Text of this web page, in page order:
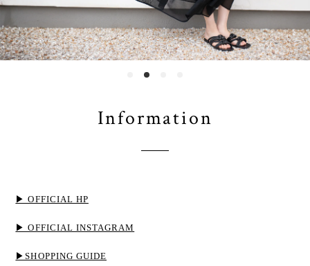
Information
▶ OFFICIAL HP
▶ OFFICIAL INSTAGRAM
▶SHOPPING GUIDE